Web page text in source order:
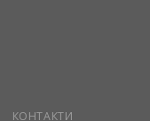
КОНТАКТИ